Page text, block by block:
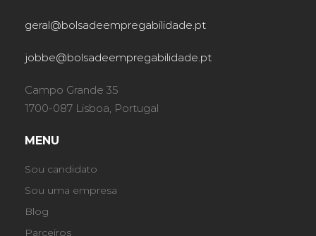
geral@bolsadeempregabilidade.pt
jobbe@bolsadeempregabilidade.pt
Campo Grande 35
1700-087 Lisboa, Portugal
MENU
Sou candidato
Sou uma empresa
Blog
Parceiros